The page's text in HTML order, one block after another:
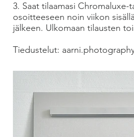
3. Saat tilaamasi Chromaluxe-
osoitteeseen noin viikon
jälkeen. Ulkomaan tilausten
Tiedustelut: